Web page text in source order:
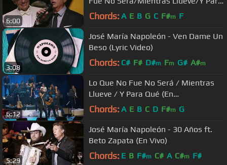
6:00
Qué
Chords: A E B G C F#m F
3:08
José María Napoleón - Ven Dame Un
Beso (Lyric Video)
Chords: C# F# D#m Fm G# A#m
6:12
Lo Que No Fue No Será / Mientras
Llueve / Y Para Qué (En
Vivo/Medley/Edit Version)
Chords: A E B C D F#m G
5:29
José María Napoleón - 30 Años ft.
Beto Zapata (En Vivo)
Chords: E B F#m C# A C#m F#